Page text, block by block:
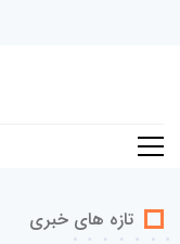
تازه های خبری